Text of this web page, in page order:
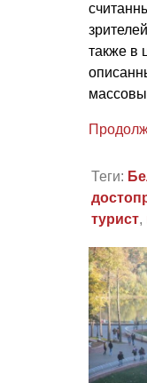
также в
Теги:
турист,